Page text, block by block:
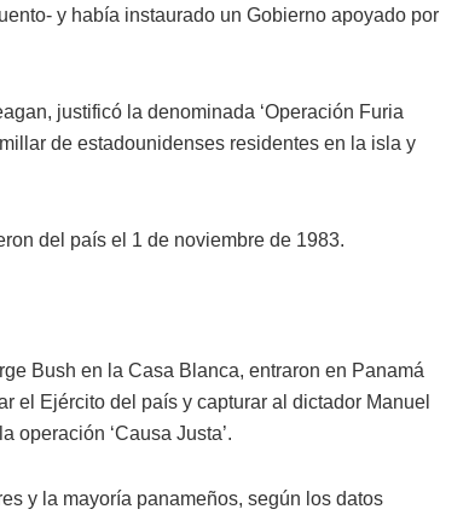
y había instaurado un Gobierno apoyado por
justificó la denominada ‘Operación Furia
de estadounidenses residentes en la isla y
del país el 1 de noviembre de 1983.
Bush en la Casa Blanca, entraron en Panamá
el Ejército del país y capturar al dictador Manuel
operación ‘Causa Justa’.
y la mayoría panameños, según los datos